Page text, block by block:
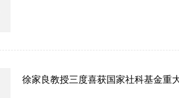
徐家良教授三度喜获国家社科基金重